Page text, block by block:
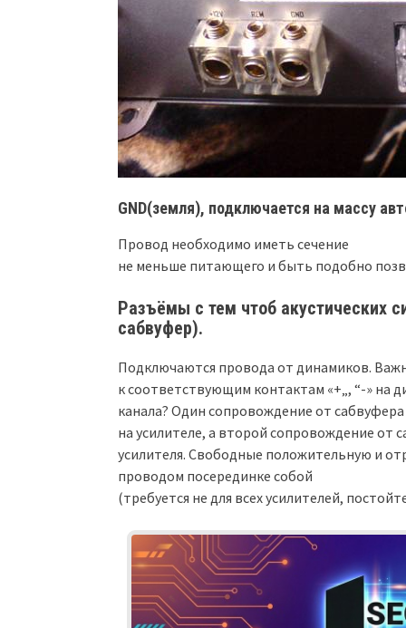
GND(земля), подключается на массу
Провод необходимо иметь сечение
не меньше питающего и быть подобно
Разъёмы с тем чтоб акустических
сабвуфер).
Подключаются провода от динамиков.
к соответствующим контактам «+„, “-» на
канала? Один сопровождение от
на усилителе, а второй сопровождение от
усилителя. Свободные положительную и
проводом посерединке собой
(требуется не для всех усилителей,